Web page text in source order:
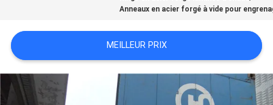
NOUVELLES
DEMANDEZ
Anneaux en acier forgé à vide pour
MEILLEUR PRIX